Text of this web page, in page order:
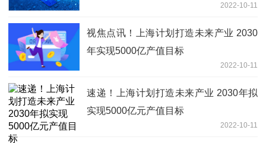
2022-10-11
视焦点讯！上海计划打造未来产业 2030
年实现5000亿产值目标
2022-10-11
速递！上海计划打造未来产业 2030年拟
实现5000亿元产值目标
2022-10-11